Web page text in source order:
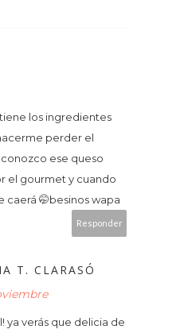
los ingredientes
perder el
conozco ese queso
el gourmet y cuando
caerá 🤭besinos wapa
Responder
T. CLARASÓ
ya verás que delicia de